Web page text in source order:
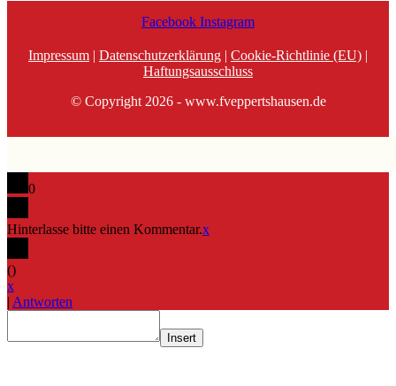
Facebook Instagram
Impressum | Datenschutzerklärung | Cookie-Richtlinie (EU) |
Haftungsausschluss
© Copyright 2026 - www.fveppertshausen.de
0
Hinterlasse bitte einen Kommentar.x
()
x
| Antworten
Insert